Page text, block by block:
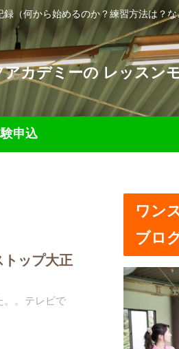
（何から始めるのか？練習方法は？な
カデミーの レッスン
申込
ップ大正
。。テレビで
ワン
ブロ